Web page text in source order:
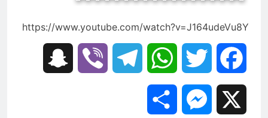
https://www.youtube.com/watch?v=J164udeVu8Y
Facebook
Twitter
WhatsApp
Telegram
Viber
Messenger